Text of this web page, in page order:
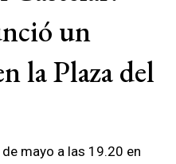
un
la Plaza del
mayo a las 19.20 en